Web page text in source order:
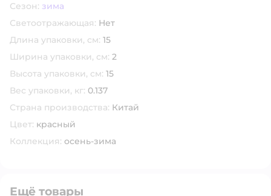
Сезон: зима
Светоотражающая: Нет
Длина упаковки, см: 15
Ширина упаковки, см: 2
Высота упаковки, см: 15
Вес упаковки, кг: 0.137
Страна производства: Китай
Цвет: красный
Коллекция: осень-зима
Ещё товары